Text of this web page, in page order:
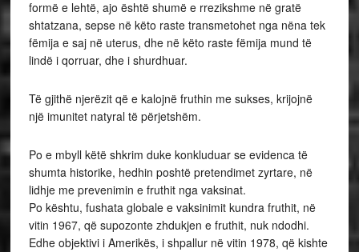
formë e lehtë, ajo është shumë e rrezikshme në gratë
shtatzana, sepse në këto raste transmetohet nga nëna tek
fëmija e saj në uterus, dhe në këto raste fëmija mund të
lindë i qorruar, dhe i shurdhuar.
Të gjithë njerëzit që e kalojnë fruthin me sukses, krijojnë
një imunitet natyral të përjetshëm.
Po e mbyll këtë shkrim duke konkluduar se evidenca të
shumta historike, hedhin poshtë pretendimet zyrtare, në
lidhje me prevenimin e fruthit nga vaksinat.
Po kështu, fushata globale e vaksinimit kundra fruthit, në
vitin 1967, që supozonte zhdukjen e fruthit, nuk ndodhi.
Edhe objektivi i Amerikës, i shpallur në vitin 1978, që kishte